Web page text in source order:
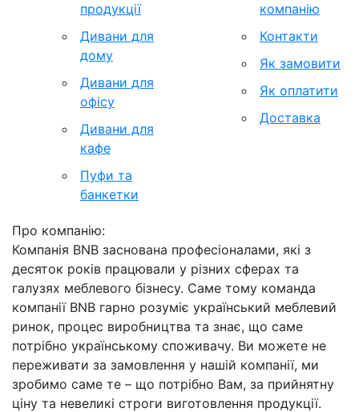
продукції
Дивани для
дому
Дивани для
офісу
Дивани для
кафе
Пуфи та
банкетки
компанію
Контакти
Як замовити
Як оплатити
Доставка
Про компанію:
Компанія BNB заснована професіоналами, які з
десяток років працювали у різних сферах та
галузях меблевого бізнесу. Саме тому команда
компанії BNB гарно розуміє український меблевий
ринок, процес виробництва та знає, що саме
потрібно українському споживачу. Ви можете не
переживати за замовлення у нашій компанії, ми
зробимо саме те – що потрібно Вам, за прийнятну
ціну та невеликі строги виготовлення продукції.